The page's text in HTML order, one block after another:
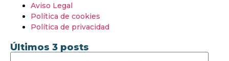
Aviso Legal
Política de cookies
Política de privacidad
Últimos 3 posts